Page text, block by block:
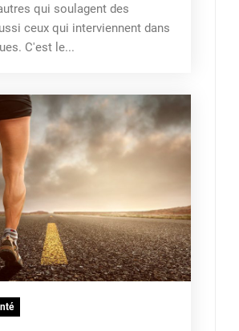
qui soulagent des
ceux qui interviennent dans
C'est le...